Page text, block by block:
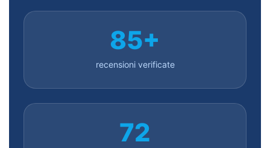
85+
recensioni verificate
72